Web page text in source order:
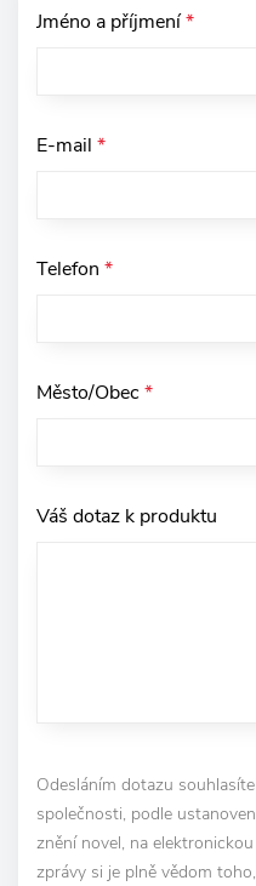
Jméno a příjmení*
E-mail *
Telefon *
Město/Obec*
Váš dotaz k produktu
Odesláním dotazu
společnosti, podle
znění novel, na
zprávy si je plně vědom